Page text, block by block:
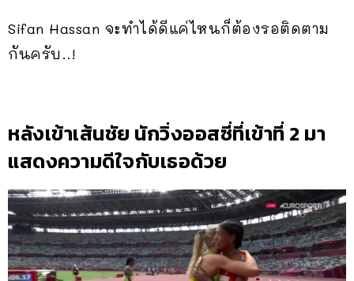
Sifan Hassan จะทำได้ดีแค่ไหนก็ต้องรอติดตาม
กันครับ..!
หลังเข้าเส้นชัย นักวิ่งออสซี่ที่เข้าที่ 2 มา
แสดงความดีใจกับเธอด้วย